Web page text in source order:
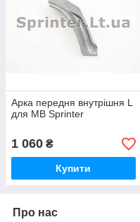
Арка передня внутрішня L
для MB Sprinter
1 060 ₴
Купити
Про нас